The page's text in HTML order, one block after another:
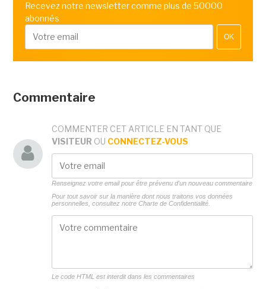
Recevez notre newsletter comme plus de 50000
abonnés
OK
Commentaire
COMMENTER CET ARTICLE EN TANT QUE
VISITEUR OU CONNECTEZ-VOUS
Renseignez votre email pour être prévenu d'un nouveau commentaire
Pour tout savoir sur la manière dont nous traitons vos données
personnelles, consultez notre Charte de Confidentialité.
Le code HTML est interdit dans les commentaires